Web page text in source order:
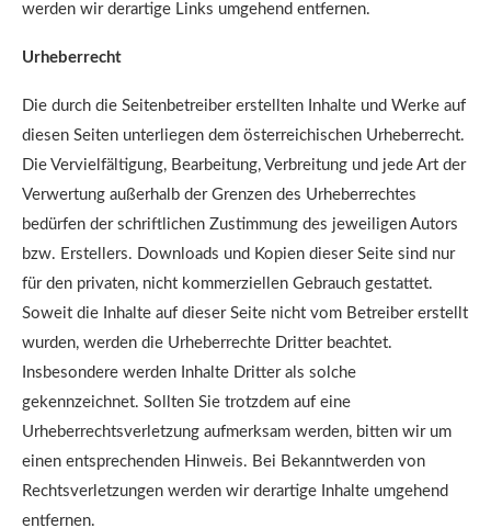
werden wir derartige Links umgehend entfernen.
Urheberrecht
Die durch die Seitenbetreiber erstellten Inhalte und Werke auf
diesen Seiten unterliegen dem österreichischen Urheberrecht.
Die Vervielfältigung, Bearbeitung, Verbreitung und jede Art der
Verwertung außerhalb der Grenzen des Urheberrechtes
bedürfen der schriftlichen Zustimmung des jeweiligen Autors
bzw. Erstellers. Downloads und Kopien dieser Seite sind nur
für den privaten, nicht kommerziellen Gebrauch gestattet.
Soweit die Inhalte auf dieser Seite nicht vom Betreiber erstellt
wurden, werden die Urheberrechte Dritter beachtet.
Insbesondere werden Inhalte Dritter als solche
gekennzeichnet. Sollten Sie trotzdem auf eine
Urheberrechtsverletzung aufmerksam werden, bitten wir um
einen entsprechenden Hinweis. Bei Bekanntwerden von
Rechtsverletzungen werden wir derartige Inhalte umgehend
entfernen.